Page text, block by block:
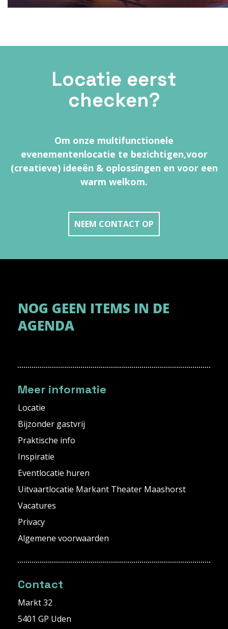
Locatie eerst
checken?
Om onze multifunctionele
evenementenlocatie te bezichtigen,voor
(creatieve) ideeën & oplossingen en voor een
warm welkom.
NEEM CONTACT OP
NOG GEEN ITEMS IN DE
AGENDA
Meer informatie
Locatie
Bijzonder gastvrij
Praktische info
Inspiratie
Eventlocatie huren
Uitvaartlocatie Markant Theater Maashorst
Vacatures
Privacy
Algemene voorwaarden
Contact
Markt 32
5401 GP Uden